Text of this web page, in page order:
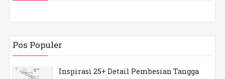
Pos Populer
Inspirasi 25+ Detail Pembesian Tangga